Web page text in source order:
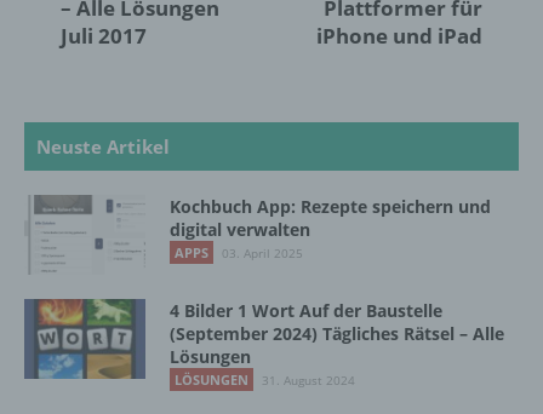
– Alle Lösungen
Juli 2017
Plattformer für
iPhone und iPad
Neuste Artikel
Kochbuch App: Rezepte speichern und
digital verwalten
APPS 03. April 2025
4 Bilder 1 Wort Auf der Baustelle
(September 2024) Tägliches Rätsel – Alle
Lösungen
LÖSUNGEN 31. August 2024
Profiling ist jede Art der automatisierten
personenbezogenen Daten verwendet
werden, um bestimmte persönliche Aspekte,
die sich auf eine natürliche Person beziehen,
bezüglich Arbeitsleistung, wirtschaftlicher
Lage, Gesundheit, persönlicher Vorlieben,
Interessen, Zuverlässigkeit, Verhalten,
Aufenthaltsort oder Ortswechsel dieser